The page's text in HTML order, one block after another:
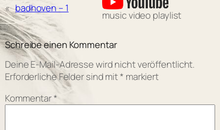
« badhoven – 1
music video playlist
Schreibe einen Kommentar
Deine E-Mail-Adresse wird nicht veröffentlicht.
Erforderliche Felder sind mit* markiert
Kommentar*